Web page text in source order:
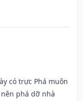
có trực Phá muôn
phá dỡ nhà